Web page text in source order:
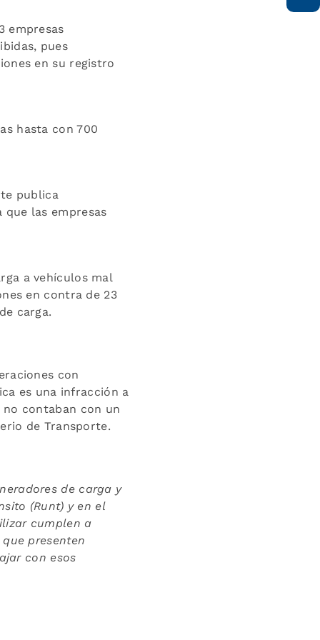
empresas
pues
en su registro
hasta con 700
publica
las empresas
a vehículos mal
en contra de 23
carga.
con
es una infracción a
contaban con un
de Transporte.
de carga y
(Runt) y en el
cumplen a
presenten
con esos